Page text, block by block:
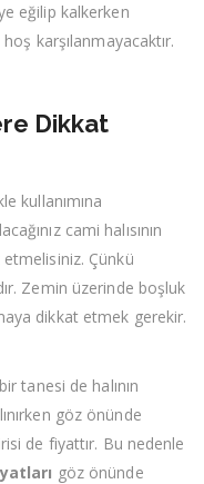
eğilip kalkerken
karşılanmayacaktır.
Dikkat
kullanımına
cami halısının
Çünkü
Zemin üzerinde boşluk
dikkat etmek gerekir.
tanesi de halının
göz önünde
de fiyattır. Bu nedenle
göz önünde